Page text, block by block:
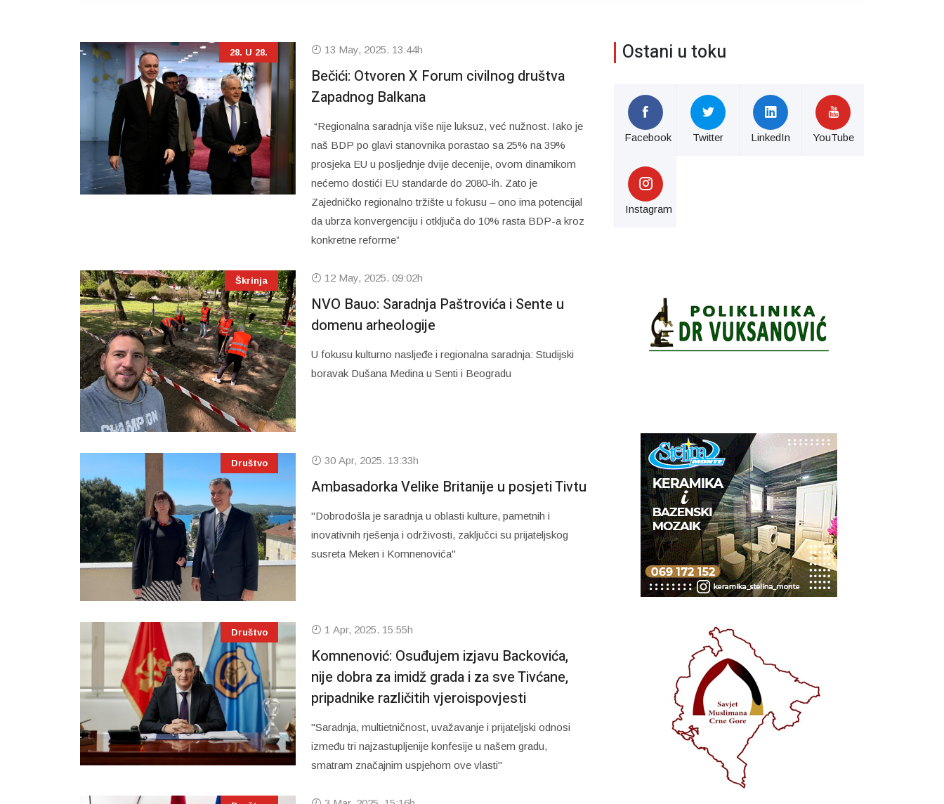
28. U 28. 13 May, 2025. 13:44h
Bečići: Otvoren X Forum civilnog društva
Zapadnog Balkana
“Regionalna saradnja više nije luksuz, već nužnost. Iako je
naš BDP po glavi stanovnika porastao sa 25% na 39%
prosjeka EU u posljednje dvije decenije, ovom dinamikom
nećemo dostići EU standarde do 2080-ih. Zato je
Zajedničko regionalno tržište u fokusu – ono ima potencijal
da ubrza konvergenciju i otključa do 10% rasta BDP-a kroz
konkretne reforme”
Škrinja 12 May, 2025. 09:02h
NVO Bauo: Saradnja Paštrovića i Sente u
domenu arheologije
U fokusu kulturno nasljeđe i regionalna saradnja: Studijski
boravak Dušana Medina u Senti i Beogradu
Društvo 30 Apr, 2025. 13:33h
Ambasadorka Velike Britanije u posjeti Tivtu
"Dobrodošla je saradnja u oblasti kulture, pametnih i
inovativnih rješenja i održivosti, zaključci su prijateljskog
susreta Meken i Komnenovića"
Društvo 1 Apr, 2025. 15:55h
Komnenović: Osuđujem izjavu Backovića,
nije dobra za imidž grada i za sve Tivćane,
pripadnike različitih vjeroispovjesti
"Saradnja, multietničnost, uvažavanje i prijateljski odnosi
između tri najzastupljenije konfesije u našem gradu,
smatram značajnim uspjehom ove vlasti"
Ostani u toku
Facebook Twitter LinkedIn YouTube
Instagram